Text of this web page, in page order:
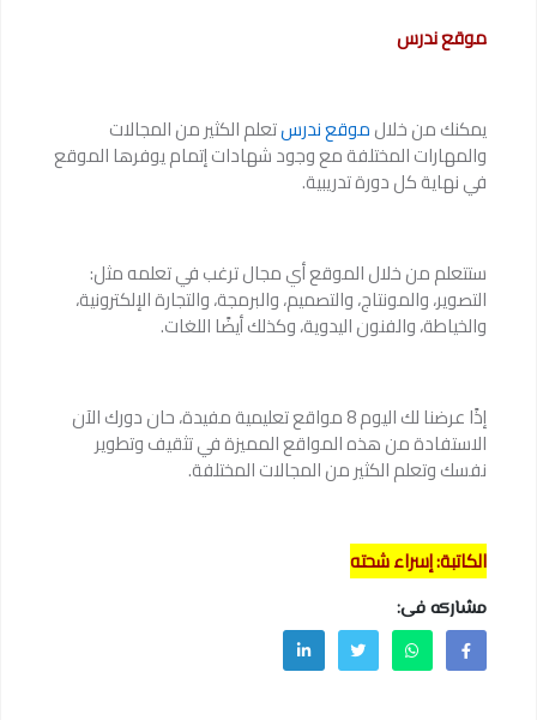
موقع ندرس
يمكنك من خلالموقع ندرستعلم الكثير من المجالات
والمهارات المختلفة مع وجود شهادات إتمام يوفرها الموقع
في نهاية كل دورة تدريبية.
ستتعلم من خلال الموقع أي مجال ترغب في تعلمه مثل:
التصوير، والمونتاج، والتصميم، والبرمجة، والتجارة الإلكترونية،
والخياطة، والفنون اليدوية، وكذلك أيضًا اللغات.
إذًا عرضنا لك اليوم 8 مواقع تعليمية مفيدة، حان دورك الآن
الاستفادة من هذه المواقع المميزة في تثقيف وتطوير
نفسك وتعلم الكثير من المجالات المختلفة.
الكاتبة: إسراء شحته
مشاركه فى: